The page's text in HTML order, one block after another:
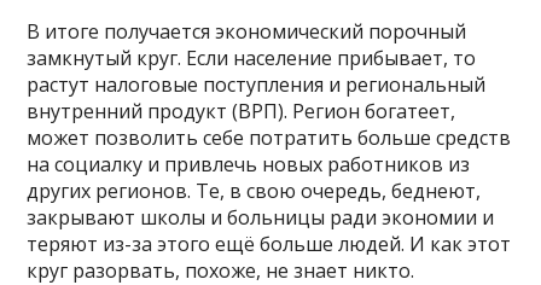
В итоге получается экономический порочный
замкнутый круг. Если население прибывает, то
растут налоговые поступления и региональный
внутренний продукт (ВРП). Регион богатеет,
может позволить себе потратить больше средств
на социалку и привлечь новых работников из
других регионов. Те, в свою очередь, беднеют,
закрывают школы и больницы ради экономии и
теряют из-за этого ещё больше людей. И как этот
круг разорвать, похоже, не знает никто.